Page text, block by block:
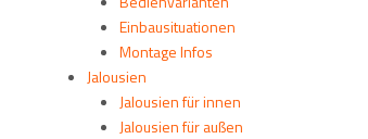
Einbausituationen
Montage Infos
Jalousien
Jalousien für innen
Jalousien für außen